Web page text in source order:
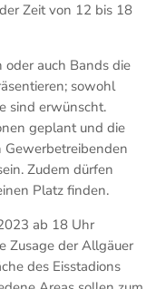
Zeit von 12 bis 18
oder auch Bands die
sowohl
sind erwünscht.
geplant und die
Zudem dürfen
Platz finden.
ab 18 Uhr
Zusage der Allgäuer
des Eisstadions